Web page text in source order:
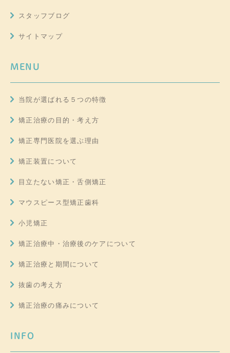
スタッフブログ
サイトマップ
MENU
当院が選ばれる５つの特徴
矯正治療の目的・考え方
矯正専門医院を選ぶ理由
矯正装置について
目立たない矯正・舌側矯正
マウスピース型矯正歯科
小児矯正
矯正治療中・治療後のケアについて
矯正治療と期間について
抜歯の考え方
矯正治療の痛みについて
INFO